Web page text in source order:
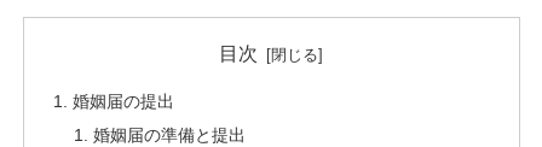
目次
婚姻届の提出
婚姻届の準備と提出